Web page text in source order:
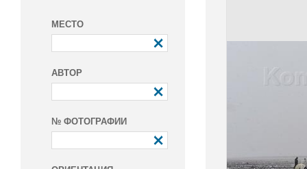
МЕСТО
АВТОР
№ ФОТОГРАФИИ